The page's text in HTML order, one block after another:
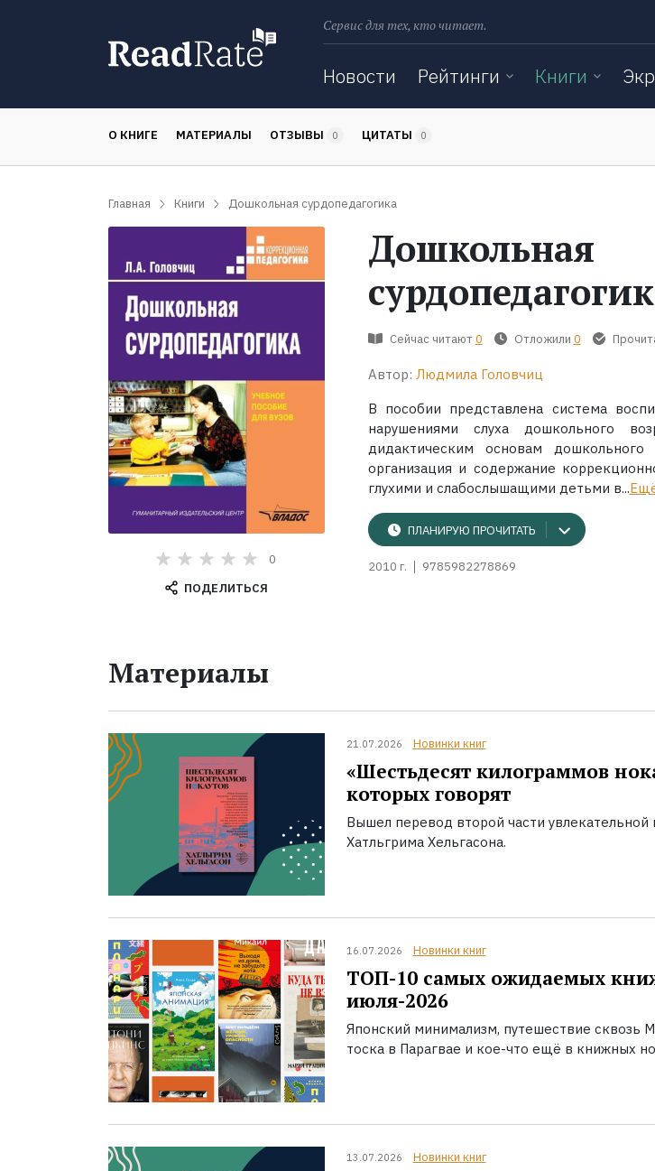
Сервис для тех, кто читает.
Новости Рейтинги Книги
О КНИГЕ МАТЕРИАЛЫ ОТЗЫВЫ 0 ЦИТАТЫ 0
Главная Книги Дошкольная сурдопедагогика
0
ПОДЕЛИТЬСЯ
Дошкольная
Сейчас читают 0 Отложили 0
Автор: Людмила Головчиц
В пособии представлена система
нарушениями слуха дошкольного
дидактическим основам дошкольного
организация и содержание
глухими и слабослышащими детьми в...
ПЛАНИРУЮ ПРОЧИТАТЬ
2010 г. 9785982278869
Материалы
21.07.2026 Новинки книг
«Шестьдесят килограммов
которых говорят
Вышел перевод второй части увлекательной
Хатльгрима Хельгасона.
16.07.2026 Новинки книг
ТОП-10 самых ожидаемых
июля-2026
Японский минимализм, путешествие сквозь
тоска в Парагвае и кое-что ещё в книжных
13.07.2026 Новинки книг